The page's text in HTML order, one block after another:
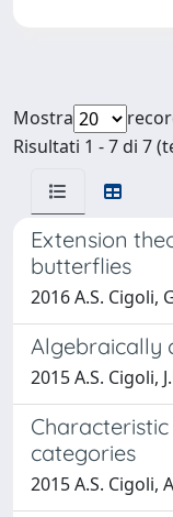
Mostra
Risultati 1 - 7 di 7
Extension
butterflies
2016 A.S. Cigoli,
Algebraically
2015 A.S. Cigoli,
categories
2015 A.S. Cigoli,